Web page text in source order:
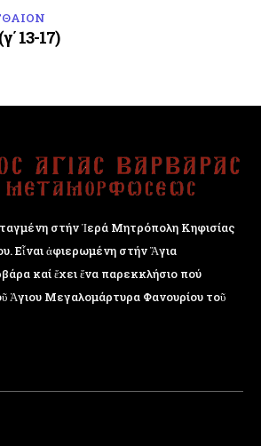
13-17)
στήν Ἱερά Μητρόπολη Κηφισίας
Εἶναι ἀφιερωμένη στήν Ἅγια
καί ἔχει ἕνα παρεκκλήσιο πού
Ἁγιου Μεγαλομάρτυρα Φανουρίου τοῦ